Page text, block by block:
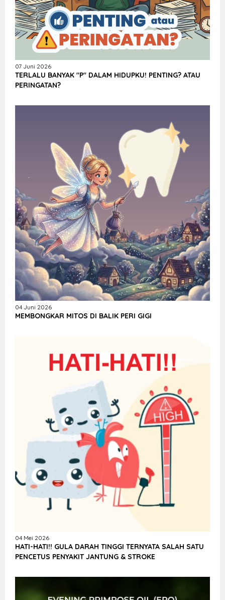
07 Juni 2026
TERLALU BANYAK "P" DALAM HIDUPKU! PENTING? ATAU
PERINGATAN?
04 Juni 2026
MEMBONGKAR MITOS DI BALIK PERI GIGI
04 Mei 2026
HATI-HATI!! GULA DARAH TINGGI TERNYATA SALAH SATU
PENCETUS PENYAKIT JANTUNG & STROKE